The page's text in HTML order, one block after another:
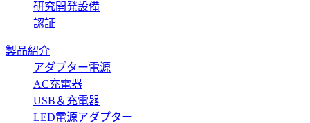
研究開発設備
認証
製品紹介
アダプター電源
AC充電器
USB＆充電器
LED電源アダプター